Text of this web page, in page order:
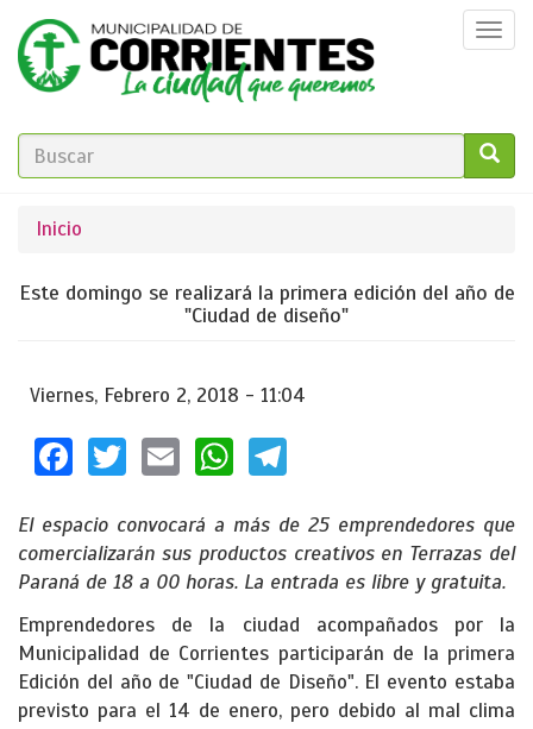
Pasar
contenido
principal
FORMULARIO
BÚSQUEDA
Se
encuentra
usted
Inicio
Este domingo se realizará la primera edición del año de
"Ciudad de diseño"
Viernes, Febrero 2, 2018 - 11:04
Facebook
TwitterEmailWhatsApp
El espacio convocará a más de 25 emprendedores que
comercializarán sus productos creativos en Terrazas del
Paraná de 18 a 00 horas. La entrada es libre y gratuita.
Emprendedores de la ciudad acompañados por la
Municipalidad de Corrientes participarán de la primera
Edición del año de "Ciudad de Diseño". El evento estaba
previsto para el 14 de enero, pero debido al mal clima